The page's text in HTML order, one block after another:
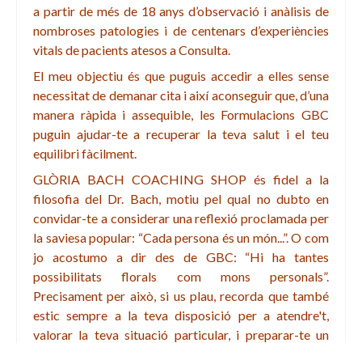
a partir de més de 18 anys d’observació i anàlisis de
nombroses patologies i de centenars d’experiències
vitals de pacients atesos a Consulta.
El meu objectiu és que puguis accedir a elles sense
necessitat de demanar cita i així aconseguir que, d’una
manera ràpida i assequible, les Formulacions GBC
puguin ajudar-te a recuperar la teva salut i el teu
equilibri fàcilment.
GLÒRIA BACH COACHING SHOP és fidel a la
filosofia del Dr. Bach, motiu pel qual no dubto en
convidar-te a considerar una reflexió proclamada per
la saviesa popular: “Cada persona és un món...”. O com
jo acostumo a dir des de GBC: “Hi ha tantes
possibilitats florals com mons personals”.
Precisament per això, si us plau, recorda que també
estic sempre a la teva disposició per a atendre't,
valorar la teva situació particular, i preparar-te un